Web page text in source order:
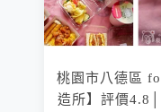
桃園市八德區
造所】評價